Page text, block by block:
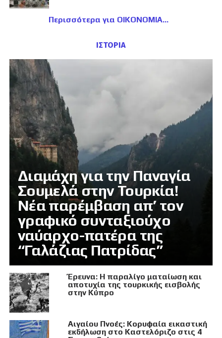
Περισσότερα για ΟΙΚΟΝΟΜΙΑ
ΙΣΤΟΡΙΑ
Διαμάχη για την Παναγία
Σουμελά στην Τουρκία!
Νέα παρέμβαση απ’ τον
γραφικό συνταξιούχο
ναύαρχο-πατέρα της
“Γαλάζιας Πατρίδας”
Έρευνα: Η παραλίγο ματαίωση και
αποτυχία της τουρκικής εισβολής
στην Κύπρο
Αιγαίου Πνοές: Κορυφαία εικαστική
εκδήλωση στο Καστελόριζο στις 4